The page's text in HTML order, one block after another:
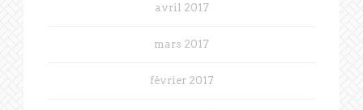
avril 2017
mars 2017
février 2017